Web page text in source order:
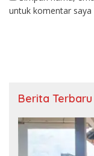
untuk komentar saya
Berita Terbaru